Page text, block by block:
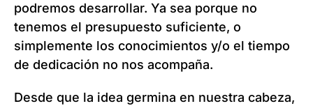
podremos desarrollar. Ya sea porque no
tenemos el presupuesto suficiente, o
simplemente los conocimientos y/o el tiempo
de dedicación no nos acompaña.
Desde que la idea germina en nuestra cabeza,